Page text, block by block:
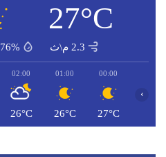
27°C
2.3 م\ث 76%
00:00
27°C
01:00
26°C
02:00
26°C
›